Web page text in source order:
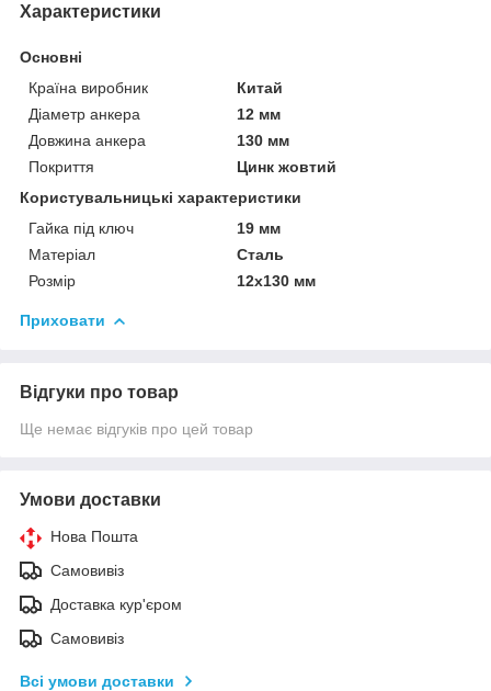
Характеристики
Основні
Країна виробник
Китай
Діаметр анкера
12 мм
Довжина анкера
130 мм
Покриття
Цинк жовтий
Користувальницькі характеристики
Гайка під ключ
19 мм
Матеріал
Сталь
Розмір
12х130 мм
Приховати
Відгуки про товар
Ще немає відгуків про цей товар
Умови доставки
Нова Пошта
Самовивіз
Доставка кур'єром
Самовивіз
Всі умови доставки